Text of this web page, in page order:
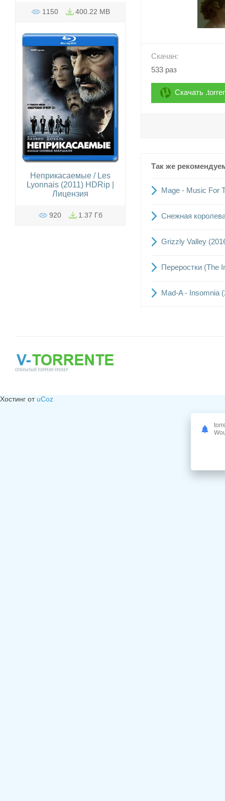
Скачан:
533 раз
Скачать
Так же
Mage - Music For
Снежная
Grizzly Valley
Переростки (The
Mad-A - Insomnia
1150 400.22 MB
Неприкасаемые / Les
Lyonnais (2011) HDRip |
Лицензия
920 1.37 Гб
Хостинг от uCoz